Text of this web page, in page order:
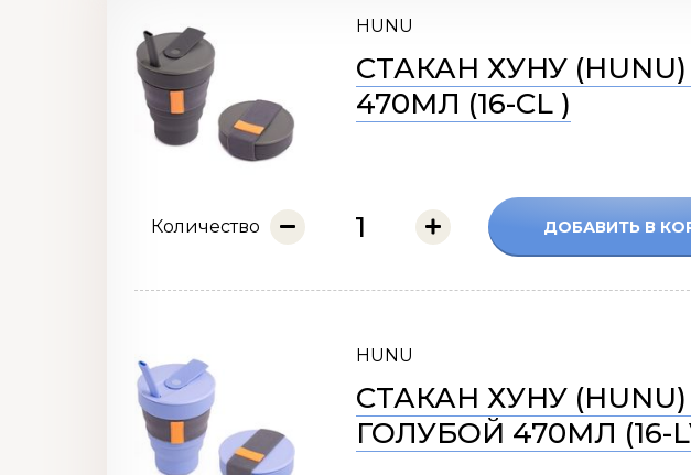
HUNU
СТАКАН ХУНУ
470МЛ (16-CL )
Количество ДОБАВИТЬ В
HUNU
СТАКАН ХУНУ
ГОЛУБОЙ 470МЛ (16-